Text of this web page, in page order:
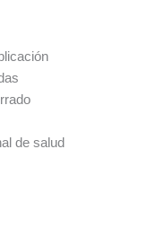
de salud